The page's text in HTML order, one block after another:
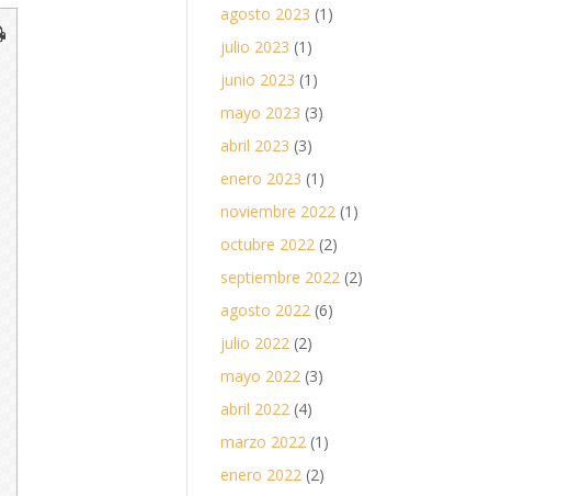
agosto 2023 (1)
julio 2023 (1)
junio 2023 (1)
mayo 2023 (3)
abril 2023 (3)
enero 2023 (1)
noviembre 2022 (1)
octubre 2022 (2)
septiembre 2022 (2)
agosto 2022 (6)
julio 2022 (2)
mayo 2022 (3)
abril 2022 (4)
marzo 2022 (1)
enero 2022 (2)